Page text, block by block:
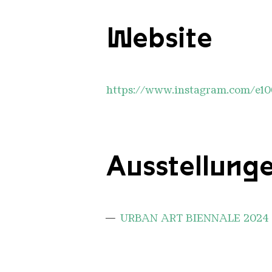
Website
https://www.instagram.com/
URBAN ART BIENNALE 2024